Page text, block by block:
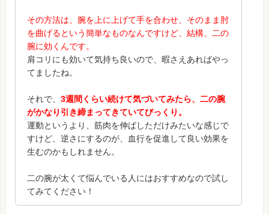
その方法は、腕を上に上げて手を合わせ、そのまま肘
を曲げるという簡単なものなんですけど、結構、二の
腕に効くんです。
肩コリにも効いて気持ち良いので、暇さえあればやっ
てましたね。
それで、 3週間くらい続けて気づいてみたら、二の腕
がかなり引き締まってきていてびっくり。
運動というより、筋肉を伸ばしただけみたいな感じで
すけど、逆さにするのが、血行を促進して良い効果を
生むのかもしれません。
二の腕が太くて悩んでいる人にはおすすめなので試し
てみてください！